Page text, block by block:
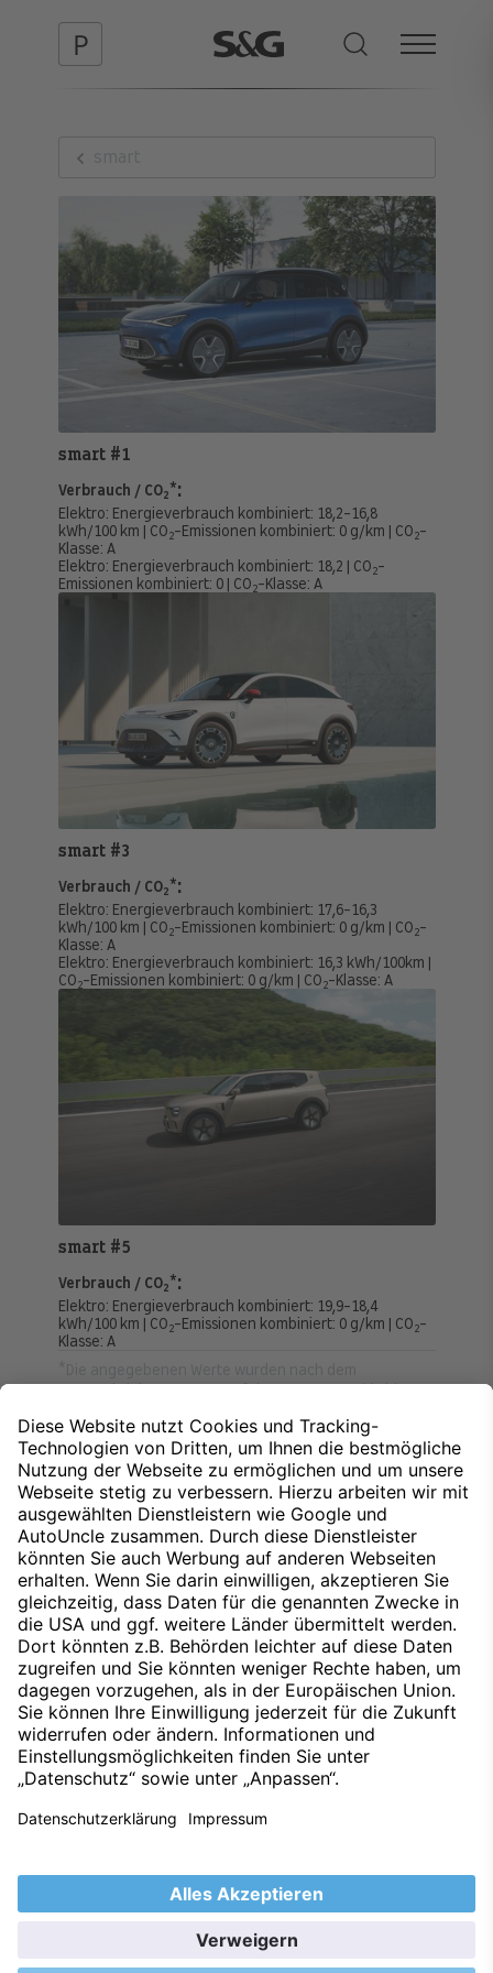
smart #1
Verbrauch / CO2*:
Elektro: Energieverbrauch kombiniert: 18,2-16,8
kWh/100 km | CO2-Emissionen kombiniert: 0 g/km | CO2-
Klasse: A
Elektro: Energieverbrauch kombiniert: 18,2 | CO2-
Emissionen kombiniert: 0| CO2-Klasse: A
smart #3
Verbrauch / CO2*:
Elektro: Energieverbrauch kombiniert: 17,6-16,3
kWh/100 km | CO2-Emissionen kombiniert: 0 g/km | CO2-
Klasse: A
Elektro: Energieverbrauch kombiniert: 16,3 kWh/100km |
CO2-Emissionen kombiniert: 0 g/km | CO2-Klasse: A
smart #5
Verbrauch / CO2*:
Elektro: Energieverbrauch kombiniert: 19,9-18,4
kWh/100 km | CO2-Emissionen kombiniert: 0 g/km | CO2-
Klasse: A
vorgeschriebenen Messverfahren WLTP (Worldwide
ermittelt. Der Energieverbrauch und der CO₂-Ausstoß
eines Pkw sind nicht nur von der effizienten
Ausnutzung des Kraftstoffs bzw. des Energieträgers
durch den Pkw, sondern auch vom Fahrstil und anderen
nichttechnischen Faktoren abhängig.
DatenschutzImpressumTechniklexikon
Nachhaltigkeit
Barrierefreiheitserklärung